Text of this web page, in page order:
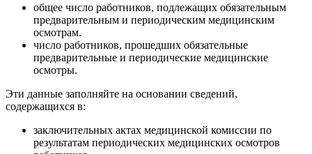
общее число работников, подлежащих обязательным
предварительным и периодическим медицинским
осмотрам.
число работников, прошедших обязательные
предварительные и периодические медицинские
осмотры.
Эти данные заполняйте на основании сведений,
содержащихся в:
заключительных актах медицинской комиссии по
результатам периодических медицинских осмотров